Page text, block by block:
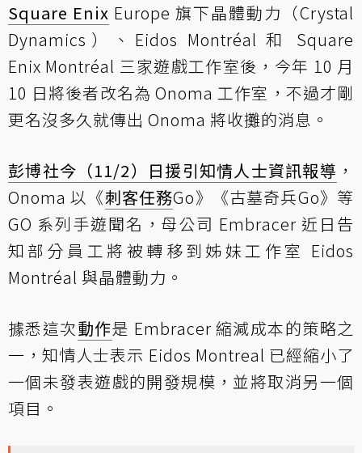
Square Enix Europe 旗下晶體動力（Crystal
Dynamics）、Eidos Montréal 和 Square
Enix Montréal 三家遊戲工作室後，今年 10 月
10 日將後者改名為 Onoma 工作室，不過才剛
更名沒多久就傳出 Onoma 將收攤的消息。
彭博社今（11/2）日援引知情人士資訊報導 ，
Onoma 以《刺客任務Go》《古墓奇兵Go》等
GO 系列手遊聞名，母公司 Embracer 近日告
知部分員工將被轉移到姊妹工作室 Eidos
Montréal 與晶體動力。
據悉這次動作是 Embracer 縮減成本的策略之
一，知情人士表示 Eidos Montreal 已經縮小了
一個未發表遊戲的開發規模，並將取消另一個
項目。